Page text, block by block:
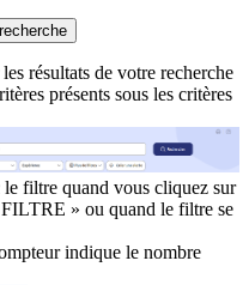
résultats de votre recherche
présents sous les critères
le filtre quand vous cliquez sur
» ou quand le filtre se
indique le nombre